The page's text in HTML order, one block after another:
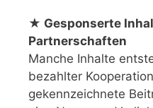
★ Gesponserte
Partnerschaften
Manche Inhalte
bezahlter
gekennzeichnete